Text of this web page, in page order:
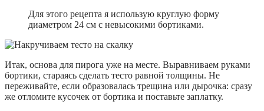
Для этого рецепта я использую круглую форму
диаметром 24 см с невысокими бортиками.
Итак, основа для пирога уже на месте. Выравниваем руками
бортики, стараясь сделать тесто равной толщины. Не
переживайте, если образовалась трещина или дырочка: сразу
же отломите кусочек от бортика и поставьте заплатку.